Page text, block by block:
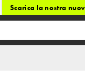
Scarica la nostra